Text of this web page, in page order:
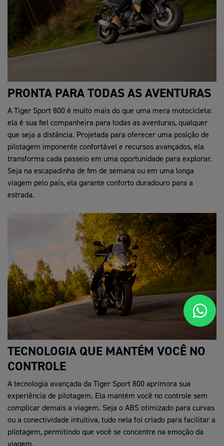
PRONTA PARA TODAS AS AVENTURAS
A Tiger Sport 800 é muito mais do que uma mera motocicleta:
ela é sua fiel companheira para todas as aventuras, qualquer
que seja a distância. Projetada para oferecer uma posição de
pilotagem imponente confortável e recursos avançados, ela
transforma cada passeio em uma oportunidade para explorar.
Seja na escapadinha de fim de semana ou em uma longa
viagem pelo país, ela garante conforto duradouro para a
estrada.
TECNOLOGIA QUE MANTÉM VOCÊ NO
CONTROLE
A tecnologia avançada da Tiger Sport 800 aprimora sua
experiência de pilotagem. Ela mantém você no controle sem
complicar demais a viagem. Seja o ABS otimizado para curvas
ou a conectividade intuitiva, tudo nela foi criado para facilitar a
pilotagem, permitindo que você se concentre na emoção da
viagem.